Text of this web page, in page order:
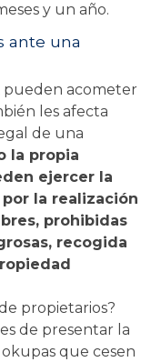
y un año.
ante una
pueden acometer
les afecta
de una
la propia
ejercer la
la realización
prohibidas
recogida
propietarios?
de presentar la
que cesen